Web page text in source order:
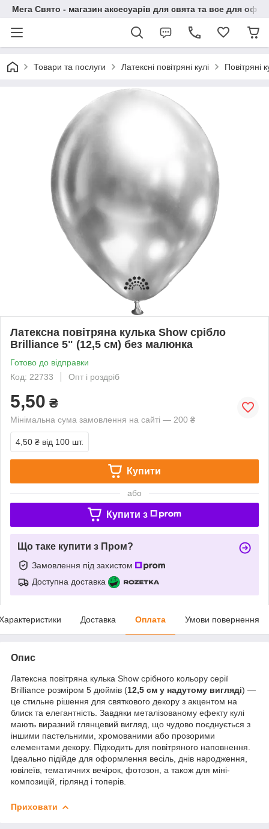
Мега Свято - магазин аксесуарів для свята та все для
Товари та послуги Латексні повітряні кулі Повітряні
Латексна повітряна кулька Show срібло
Brilliance 5" (12,5 см) без малюнка
Готово до відправки
Код: 22733
Опт і роздріб
5,50 ₴
Мінімальна сума замовлення на сайті — 200 ₴
4,50 ₴ від 100 шт.
Купити
або
Купити з
Що таке купити з Пром?
Замовлення під захистом
Доступна доставка
Доставка Оплата Умови повернення
Опис
Латексна повітряна кулька Show срібного кольору серії
Brilliance розміром 5 дюймів (12,5 см у надутому вигляді) —
це стильне рішення для святкового декору з акцентом на
блиск та елегантність. Завдяки металізованому ефекту кулі
мають виразний глянцевий вигляд, що чудово поєднується з
іншими пастельними, хромованими або прозорими
елементами декору. Підходить для повітряного наповнення.
Ідеально підійде для оформлення весіль, днів народження,
ювілеїв, тематичних вечірок, фотозон, а також для міні-
композицій, гірлянд і топерів.
Приховати